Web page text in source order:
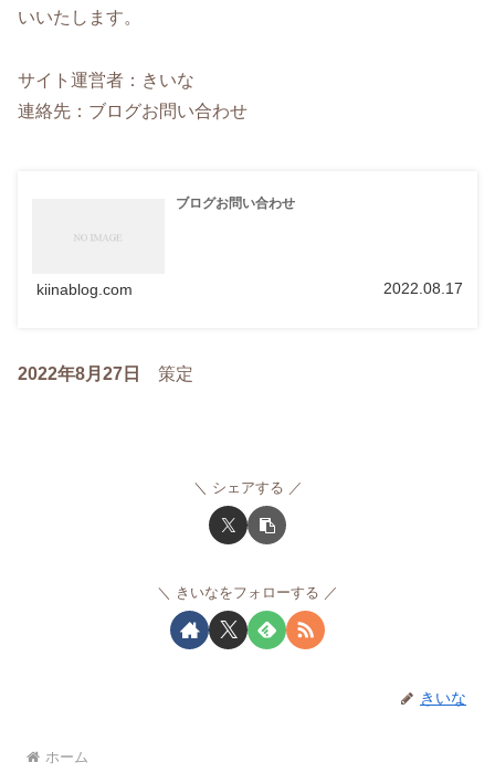
いいたします。
サイト運営者：きいな
連絡先：ブログお問い合わせ
ブログお問い合わせ
kiinablog.com 2022.08.17
2022年8月27日 策定
シェアする
きいなをフォローする
きいな
ホーム